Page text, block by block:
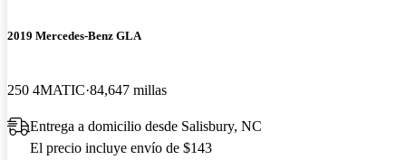
2019 Mercedes-Benz GLA
250 4MATIC 84,647 millas
Entrega a domicilio desde Salisbury, NC
El precio incluye envío de $143